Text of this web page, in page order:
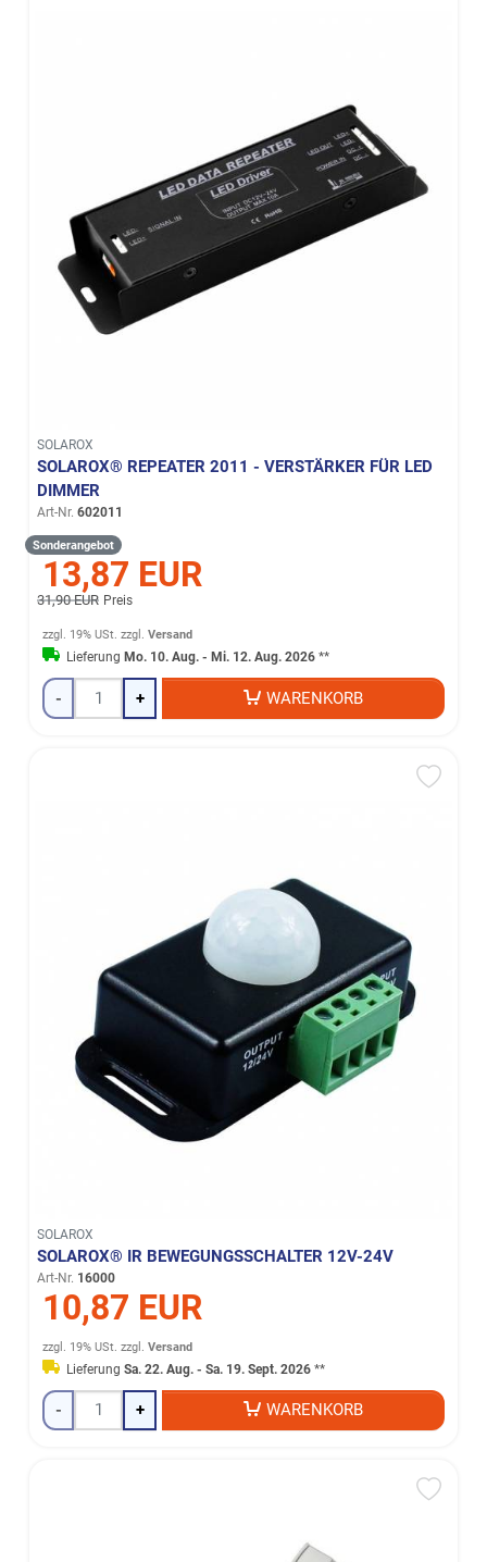
SOLAROX
SOLAROX® REPEATER 2011 - VERSTÄRKER FÜR LED
DIMMER
Art-Nr. 602011
Sonderangebot
13,87 EUR
31,90 EUR Preis
zzgl. 19% USt. zzgl.Versand
Lieferung Mo. 10. Aug. - Mi. 12. Aug. 2026 **
- + WARENKORB
SOLAROX
SOLAROX® IR BEWEGUNGSSCHALTER 12V-24V
Art-Nr. 16000
10,87 EUR
zzgl. 19% USt. zzgl.Versand
LieferungSa. 22. Aug. - Sa. 19. Sept. 2026 **
- + WARENKORB